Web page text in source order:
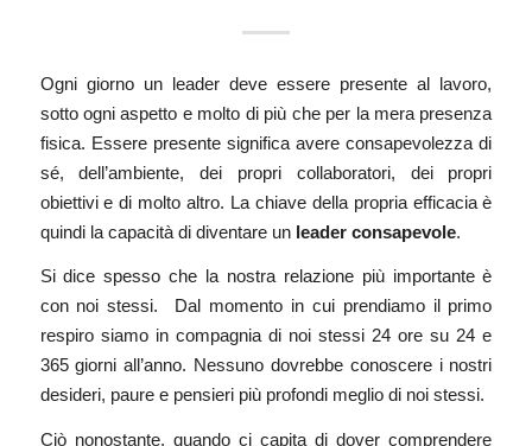
Ogni giorno un leader deve essere presente al lavoro,
sotto ogni aspetto e molto di più che per la mera presenza
fisica. Essere presentesignifica avere consapevolezza di
sé, dell’ambiente, dei propri collaboratori, dei propri
obiettivi e di molto altro. La chiave della propria efficacia è
quindi la capacità di diventare un leader consapevole.
Si dice spesso che la nostra relazione più importante è
con noi stessi. Dal momento in cui prendiamo il primo
respiro siamo in compagnia di noi stessi 24 ore su 24 e
365 giorni all’anno. Nessuno dovrebbe conoscere i nostri
desideri, paure e pensieri più profondi meglio di noi stessi.
Ciò nonostante, quando ci capita di dover comprendere